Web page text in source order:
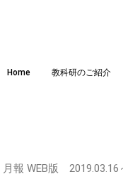
Home 教科研のご紹介
月報 WEB版 2019.03.16